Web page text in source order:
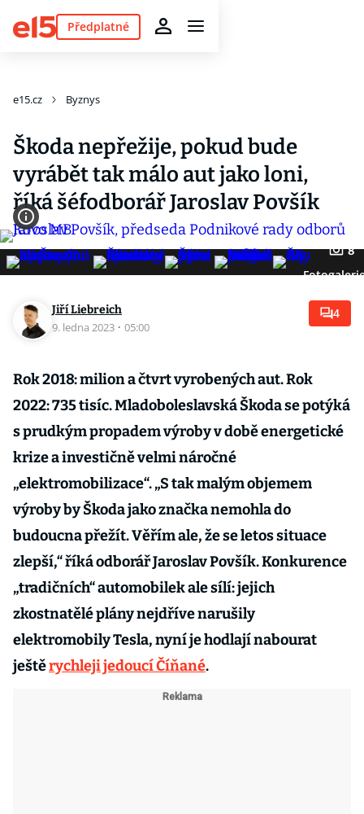
Předplatné
e15.cz Byznys
Škoda nepřežije, pokud bude
vyrábět tak málo aut jako loni,
říká šéfodborář Jaroslav Povšík
8
Jiří Liebreich
9. ledna 2023 · 05:00
4
Rok 2018: milion a čtvrt vyrobených aut. Rok
2022: 735 tisíc. Mladoboleslavská Škoda se potýká
s prudkým propadem výroby v době energetické
krize a investičně velmi náročné
„elektromobilizace“. „S tak malým objemem
výroby by Škoda jako značka nemohla do
budoucna přežít. Věřím ale, že se letos situace
zlepší,“ říká odborář Jaroslav Povšík. Konkurence
„tradičních“ automobilek ale sílí: jejich
zkostnatělé plány nejdříve narušily
elektromobily Tesla, nyní je hodlají nabourat
ještěrychleji jedoucí Číňané.